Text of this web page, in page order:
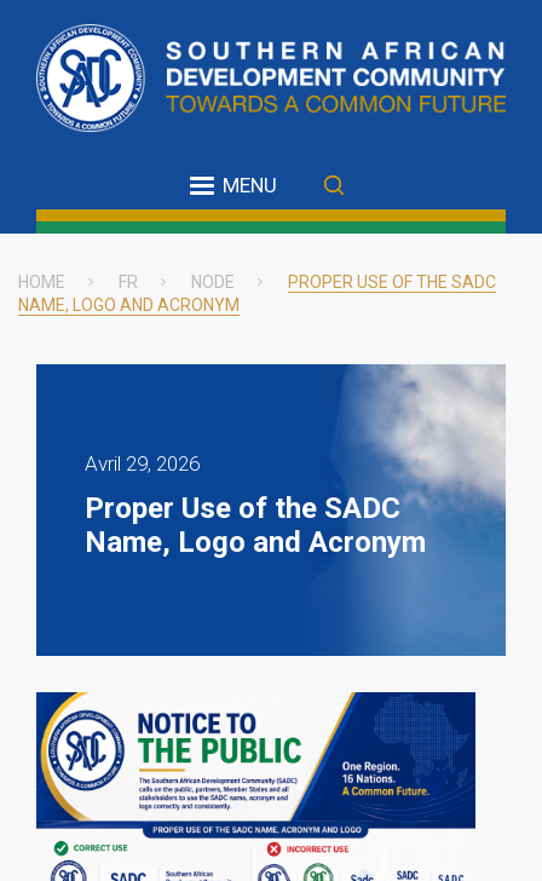
main
content
MENU
Breadcrumb
HOME FR NODE
PROPER USE OF THE SADC
NAME, LOGO AND ACRONYM
Avril 29, 2026
Proper Use of the SADC
Name, Logo and Acronym